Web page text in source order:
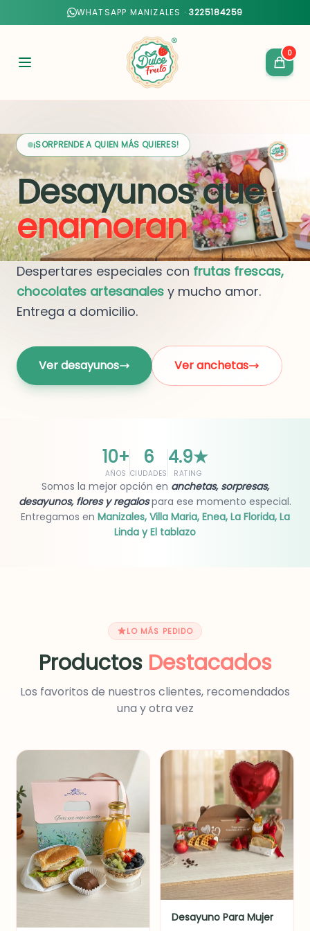
WHATSAPP MANIZALES ·3225184259
0
¡SORPRENDE A QUIEN MÁS QUIERES!
Desayunos que
enamoran
Despertares especiales con frutas frescas,
chocolates artesanales y mucho amor.
Entrega a domicilio.
Ver desayunos Ver anchetas
10+
AÑOS
6
CIUDADES
4.9★
RATING
Somos la mejor opción en anchetas, sorpresas,
desayunos, flores y regalospara ese momento especial.
Entregamos en Manizales, Villa Maria, Enea, La Florida, La
Linda y El tablazo
LO MÁS PEDIDO
Productos Destacados
Los favoritos de nuestros clientes, recomendados
una y otra vez
Desayuno Para Mujer